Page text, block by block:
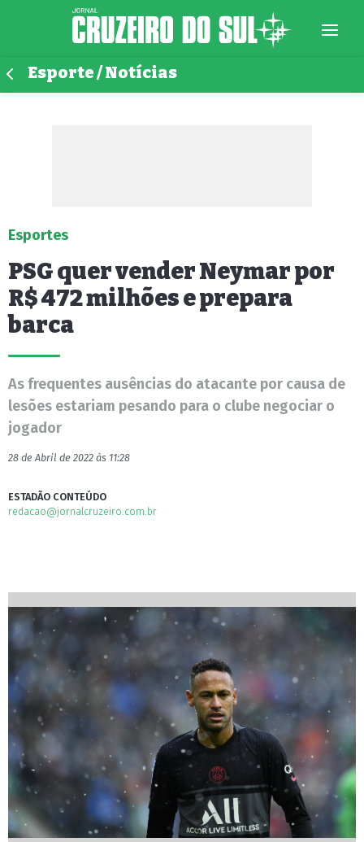
Esporte / Notícias
Esportes
PSG quer vender Neymar por
R$ 472 milhões e prepara
barca
As frequentes ausências do atacante por causa de
lesões estariam pesando para o clube negociar o
jogador
28 de Abril de 2022 às 11:28
ESTADÃO CONTEÚDO
redacao@jornalcruzeiro.com.br